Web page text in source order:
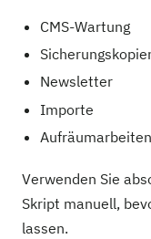
CMS-Wartung
Newsletter
Importe
Aufräumarbeiten
Verwenden Sie
Skript manuell,
lassen.